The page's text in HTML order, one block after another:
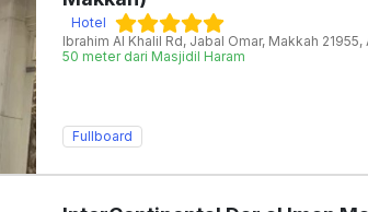
Hotel
Ibrahim Al Khalil Rd, Jabal Omar, Makkah 21955,
50 meter dari Masjidil Haram
Fullboard